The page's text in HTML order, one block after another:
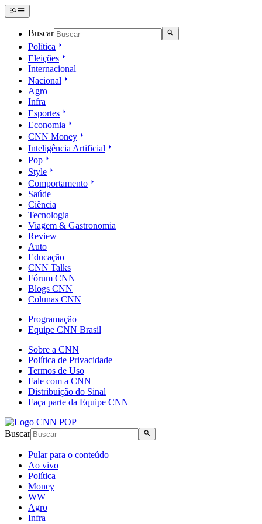
Buscar
Política
Eleições
Internacional
Nacional
Agro
Infra
Esportes
Economia
CNN Money
Inteligência Artificial
Pop
Style
Comportamento
Saúde
Ciência
Tecnologia
Viagem & Gastronomia
Review
Auto
Educação
CNN Talks
Fórum CNN
Blogs CNN
Colunas CNN
Programação
Equipe CNN Brasil
Sobre a CNN
Política de Privacidade
Termos de Uso
Fale com a CNN
Distribuição do Sinal
Faça parte da Equipe CNN
Buscar
Pular para o conteúdo
Ao vivo
Política
Money
WW
Agro
Infra